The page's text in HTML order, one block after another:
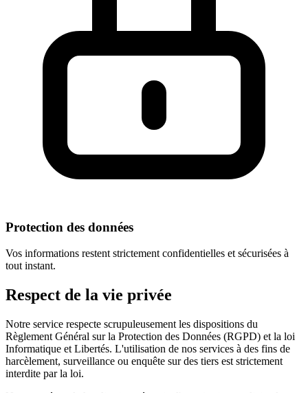
Protection des données
Vos informations restent strictement confidentielles et sécurisées à
tout instant.
Respect de la vie privée
Notre service respecte scrupuleusement les dispositions du
Règlement Général sur la Protection des Données (RGPD) et la loi
Informatique et Libertés. L'utilisation de nos services à des fins de
harcèlement, surveillance ou enquête sur des tiers est strictement
interdite par la loi.